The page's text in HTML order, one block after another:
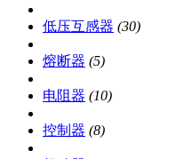
低压互感器 (30)
熔断器 (5)
电阻器 (10)
控制器 (8)